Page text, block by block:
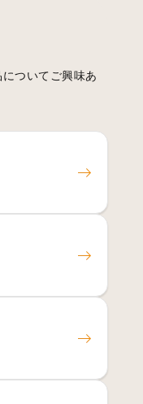
ついてご興味あ